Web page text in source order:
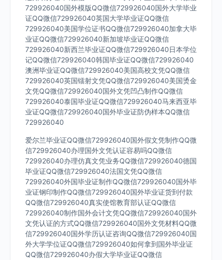
729926040国外模版QQ微信729926040国外大学毕业
证QQ微信729926040英国大学毕业证QQ微信
729926040美国学位证书QQ微信729926040加拿大毕
业证QQ微信729926040新加坡毕业证QQ微信
729926040新西兰毕业证QQ微信729926040日本学位
记QQ微信729926040韩国毕业证QQ微信729926040
澳洲毕业证QQ微信729926040美国高校文凭QQ微信
729926040英国镭射文凭QQ微信729926040美国烫金
文凭QQ微信729926040国外文凭凹凸制作QQ微信
729926040泰国毕业证QQ微信729926040马来西亚毕
业证QQ微信729926040国外毕业证防伪样本QQ微信
729926040
爱尔兰毕业证QQ微信729926040国外假文凭制作QQ微
信729926040办理国外文凭认证容易吗QQ微信
729926040办理仿真文凭业务QQ微信729926040德国
毕业证QQ微信729926040法国文凭QQ微信
729926040外国毕业证制作QQ微信729926040国外毕
业证钢印制作QQ微信729926040国外毕业证货到付款
QQ微信729926040真实使馆教育部认证QQ微信
729926040制作国外会计文凭QQ微信729926040国外
文凭认证的方式QQ微信729926040国外文凭材料QQ微
信729926040国外学历认证咨询QQ微信729926040国
外大学学位证QQ微信729926040如何拿到国外毕业证
QQ微信729926040办假大学毕业证QQ微信